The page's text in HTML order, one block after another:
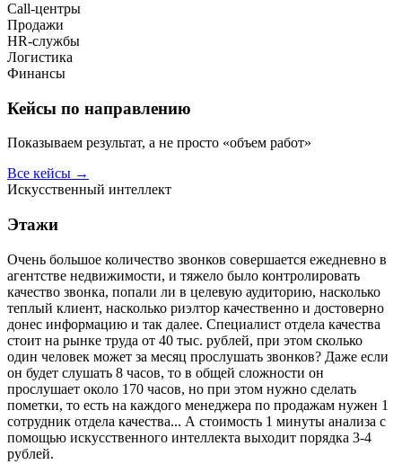
Call-центры
Продажи
HR-службы
Логистика
Финансы
Кейсы по направлению
Показываем результат, а не просто «объем работ»
Все кейсы →
Искусственный интеллект
Этажи
Очень большое количество звонков совершается ежедневно в
агентстве недвижимости, и тяжело было контролировать
качество звонка, попали ли в целевую аудиторию, насколько
теплый клиент, насколько риэлтор качественно и достоверно
донес информацию и так далее. Специалист отдела качества
стоит на рынке труда от 40 тыс. рублей, при этом сколько
один человек может за месяц прослушать звонков? Даже если
он будет слушать 8 часов, то в общей сложности он
прослушает около 170 часов, но при этом нужно сделать
пометки, то есть на каждого менеджера по продажам нужен 1
сотрудник отдела качества... А стоимость 1 минуты анализа с
помощью искусственного интеллекта выходит порядка 3-4
рублей.